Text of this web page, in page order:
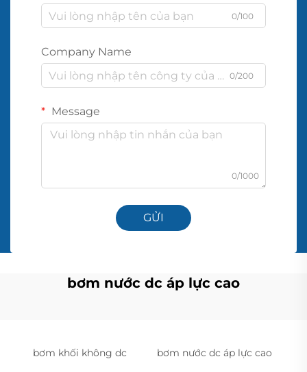
0/100
Company Name
0/200
Message
0/1000
GỬI
bơm nước dc áp lực cao
bơm khối không dc bơm nước dc áp lực cao